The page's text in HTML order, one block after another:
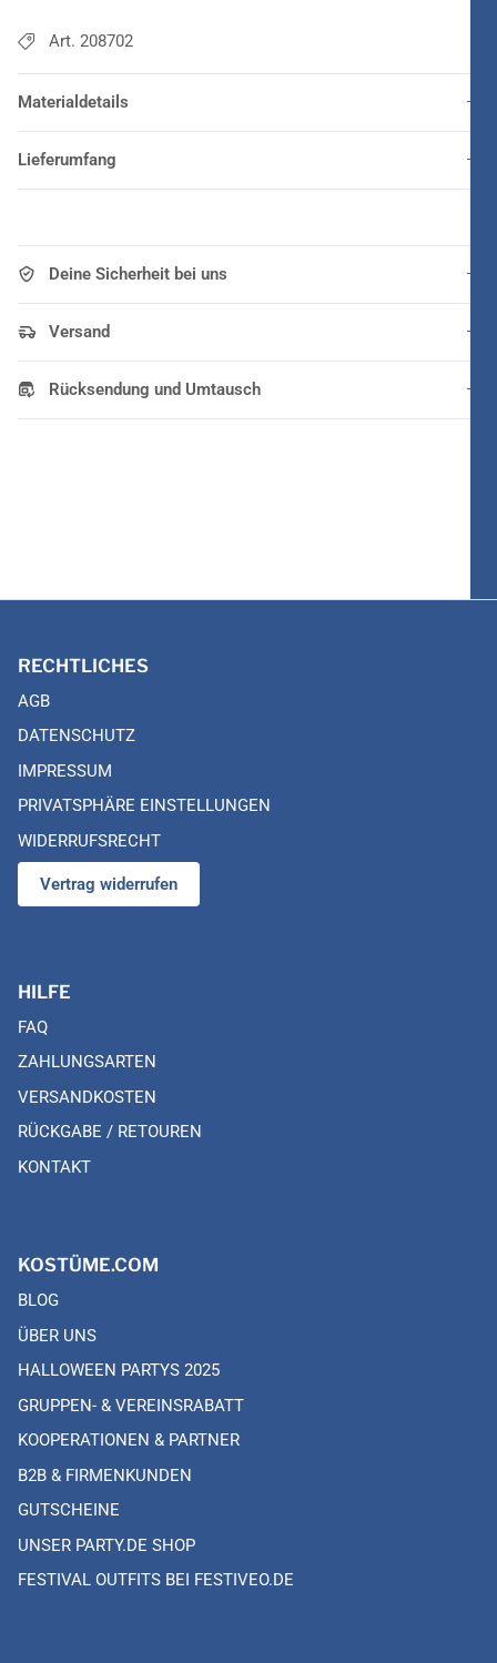
Art. 208702
Materialdetails
Lieferumfang
Deine Sicherheit bei uns
Versand
Rücksendung und Umtausch
RECHTLICHES
AGB
DATENSCHUTZ
IMPRESSUM
PRIVATSPHÄRE EINSTELLUNGEN
WIDERRUFSRECHT
Vertrag widerrufen
HILFE
FAQ
ZAHLUNGSARTEN
VERSANDKOSTEN
RÜCKGABE / RETOUREN
KONTAKT
KOSTÜME.COM
BLOG
ÜBER UNS
HALLOWEEN PARTYS 2025
GRUPPEN- & VEREINSRABATT
KOOPERATIONEN & PARTNER
B2B & FIRMENKUNDEN
GUTSCHEINE
UNSER PARTY.DE SHOP
FESTIVAL OUTFITS BEI FESTIVEO.DE